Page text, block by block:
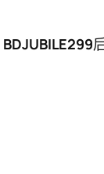
BDJUBILE299